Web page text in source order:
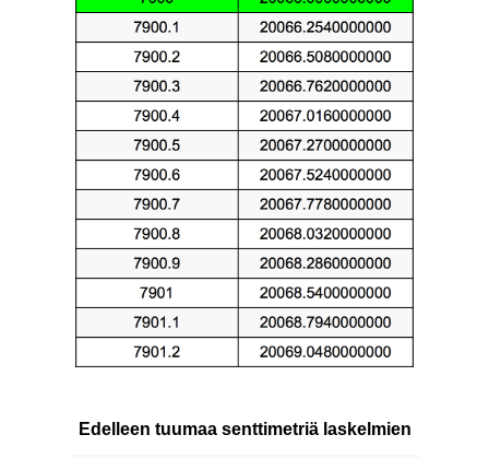
Edelleen tuumaa senttimetriä laskelmien